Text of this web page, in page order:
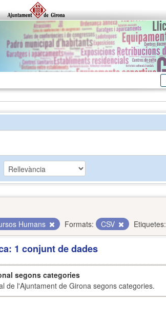
Humans Formats: CSV Etiquetes:
1 conjunt de dades
segons categories
de l'Ajuntament de Girona segons categories.